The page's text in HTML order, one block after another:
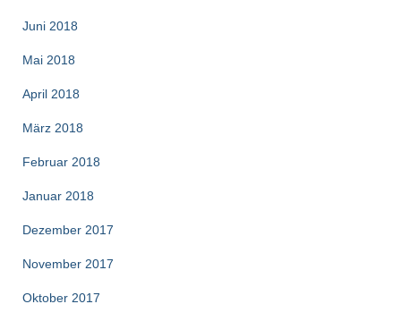
Juni 2018
Mai 2018
April 2018
März 2018
Februar 2018
Januar 2018
Dezember 2017
November 2017
Oktober 2017